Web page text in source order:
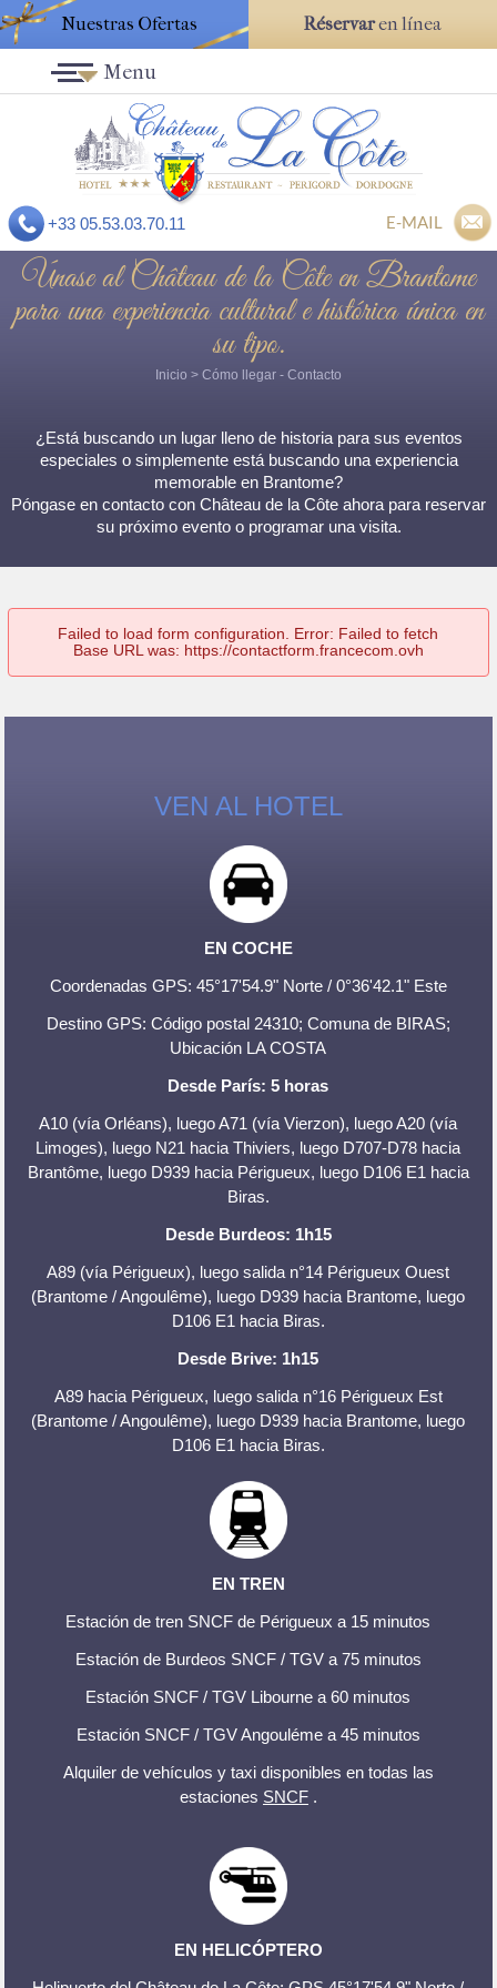
Nuestras Ofertas Réservaren línea
+33 05.53.03.70.11 E-MAIL
Menu
Únase al Château de la Côte en Brantome
para una experiencia cultural e histórica única en
su tipo.
Inicio > Cómo llegar - Contacto
¿Está buscando un lugar lleno de historia para sus eventos
especiales o simplemente está buscando una experiencia
memorable en Brantome?
Póngase en contacto con Château de la Côte ahora para reservar
su próximo evento o programar una visita.
Failed to load form configuration. Error: Failed to fetch
Base URL was: https://contactform.francecom.ovh
VEN AL HOTEL
EN COCHE
Coordenadas GPS: 45°17'54.9" Norte / 0°36'42.1" Este
Destino GPS: Código postal 24310; Comuna de BIRAS;
Ubicación LA COSTA
Desde París: 5 horas
​A10 (vía Orléans), luego A71 (vía Vierzon), luego A20 (vía
Limoges), luego N21 hacia Thiviers, luego D707-D78 hacia
Brantôme, luego D939 hacia Périgueux, luego D106 E1 hacia
Biras.
Desde Burdeos: 1h15
A89 (vía Périgueux), luego salida n°14 Périgueux Ouest
(Brantome / Angoulême), luego D939 hacia Brantome, luego
D106 E1 hacia Biras.
Desde Brive: 1h15
A89 hacia Périgueux, luego salida n°16 Périgueux Est
(Brantome / Angoulême), luego D939 hacia Brantome, luego
D106 E1 hacia Biras.
EN TREN
Estación de tren SNCF de Périgueux a 15 minutos
Estación de Burdeos SNCF / TGV a 75 minutos
Estación SNCF / TGV Libourne a 60 minutos
Estación SNCF / TGV Angouléme a 45 minutos
Alquiler de vehículos y taxi disponibles en todas las
estaciones SNCF .
EN HELICÓPTERO